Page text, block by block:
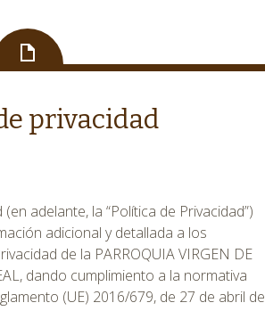
privacidad
adelante, la “Política de Privacidad”)
adicional y detallada a los
de la PARROQUIA VIRGEN DE
dando cumplimiento a la normativa
(UE) 2016/679, de 27 de abril de